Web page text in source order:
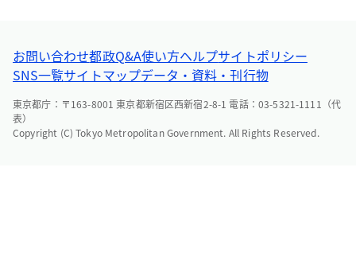
お問い合わせ都政Q&A使い方ヘルプサイトポリシー
SNS一覧サイトマップデータ・資料・刊行物
東京都庁：〒163-8001 東京都新宿区西新宿2-8-1 電話：03-5321-1111（代
表）
Copyright (C) Tokyo Metropolitan Government. All Rights Reserved.